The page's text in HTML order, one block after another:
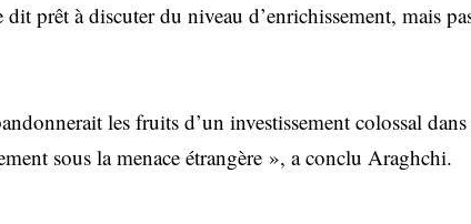
prêt à discuter du niveau d’enrichissement, mais
les fruits d’un investissement colossal
sous la menace étrangère », a conclu Araghchi.